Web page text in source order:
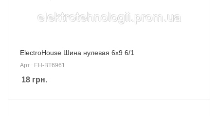
ElectroHouse Шина нулевая 6х9 6/1
Арт.: EH-BT6961
18 грн.